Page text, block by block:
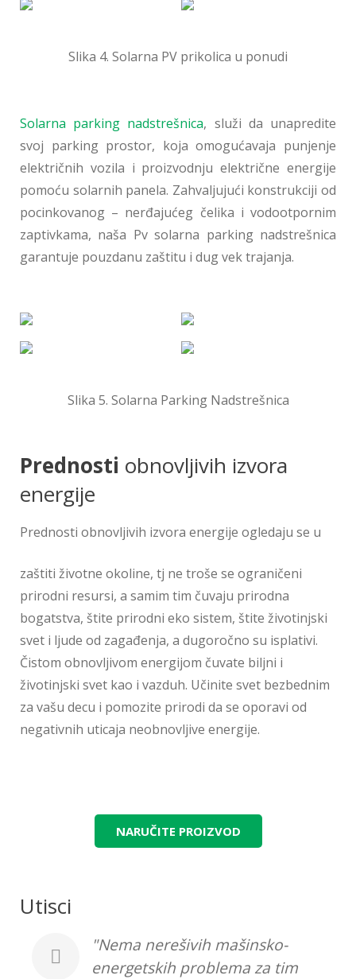
Slika 4. Solarna PV prikolica u ponudi
Solarna parking nadstrešnica, služi da unapredite
svoj parking prostor, koja omogućavaja punjenje
električnih vozila i proizvodnju električne energije
pomoću solarnih panela. Zahvaljujući konstrukciji od
pocinkovanog – nerđajućeg čelika i vodootpornim
zaptivkama, naša Pv solarna parking nadstrešnica
garantuje pouzdanu zaštitu i dug vek trajanja.
Slika 5. Solarna Parking Nadstrešnica
Prednosti obnovljivih izvora
energije
Prednosti obnovljivih izvora energije ogledaju se u
zaštiti životne okoline, tj ne troše se ograničeni
prirodni resursi, a samim tim čuvaju prirodna
bogatstva, štite prirodni eko sistem, štite životinjski
svet i ljude od zagađenja, a dugoročno su isplativi.
Čistom obnovljivom energijom čuvate biljni i
životinjski svet kao i vazduh. Učinite svet bezbednim
za vašu decu i pomozite prirodi da se oporavi od
negativnih uticaja neobnovljive energije.
NARUČITE PROIZVOD
Utisci
Nema nerešivih mašinsko-
energetskih problema za tim